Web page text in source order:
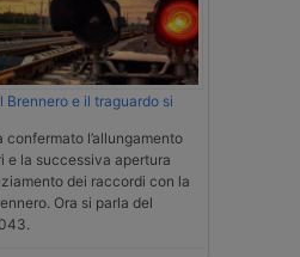
Brennero e il traguardo si
confermato l’allungamento
e la successiva apertura
dei raccordi con la
Ora si parla del